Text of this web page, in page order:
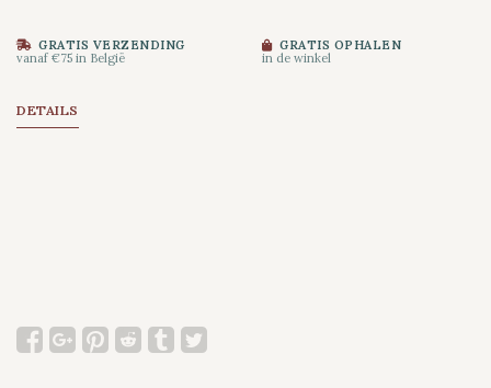
GRATIS VERZENDING
vanaf €75 in België
GRATIS OPHALEN
in de winkel
DETAILS